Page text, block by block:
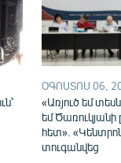
ՕԳՈՍՏՈՍ 06,
«Առյուծ եմ
եմ Ծառուկյանի
հետ».
տուգանվեց